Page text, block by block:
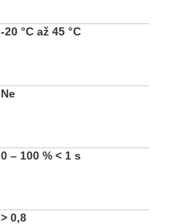
-20 °C až 45 °C
Ne
0 – 100 %< 1 s
>0,8